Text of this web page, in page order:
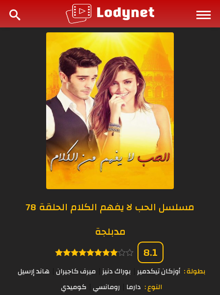
مسلسل الحب لا يفهم الكلام الحلقة 78
مدبلجة
8.1
بطولة : أوزكان تيكدمير بوراك دنيز ميرف كاجيران هاند إرسيل
النوع : دارما رومانسي كوميدي